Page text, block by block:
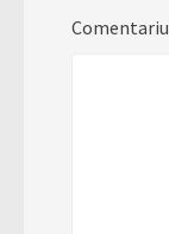
Comentariu